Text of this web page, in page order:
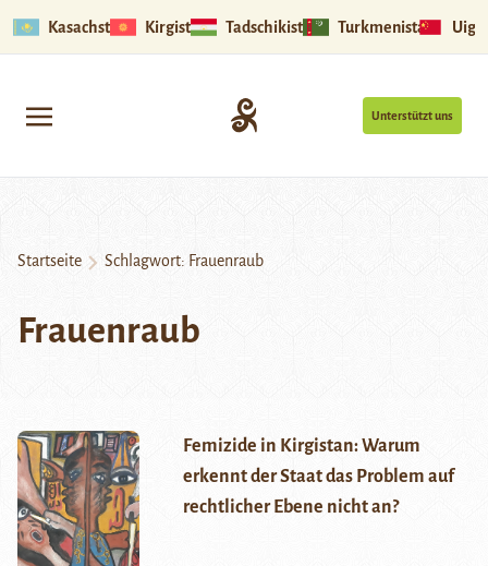
Kasachstan Kirgistan Tadschikistan Turkmenistan
Unterstützt uns
Startseite Schlagwort: Frauenraub
Frauenraub
Femizide in Kirgistan: Warum
erkennt der Staat das Problem auf
rechtlicher Ebene nicht an?